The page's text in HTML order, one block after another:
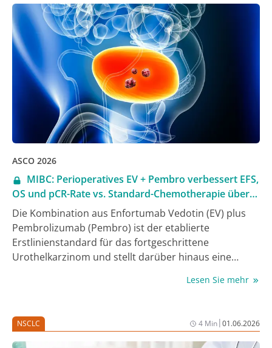
Phase-III-Studie EMERALD-3 zeigen nun, dass STRIDE
auch in Kombination mit einer transarteriellen
Chemoembolisation (TACE) ± dem Tyrosinkinase-
Inhibitor Lenvatinib das Tumorwachstum bei
Embolisations-geeigneten Patient:innen mit uHCC
gegenüber alleiniger TACE verlangsamen kann. Die
potenziell praxisverändernden Daten wurden als Late
Breaking Abstract im Rahmen der Jahrestagung der
American Society of Clinical Oncology (ASCO) 2026
vorgestellt [3].
ASCO 2026
MIBC: Perioperatives EV + Pembro verbessert EFS,
OS und pCR-Rate vs. Standard-Chemotherapie über
relevante Subgruppen hinweg
Die Kombination aus Enfortumab Vedotin (EV) plus
Pembrolizumab (Pembro) ist der etablierte
Erstlinienstandard für das fortgeschrittene
Urothelkarzinom und stellt darüber hinaus eine
Behandlungsstrategie für Patient:innen mit
einer radikalen Zystektomie plus pelviner
Lymphknotendissektion (RC + PLND) unterziehen und
für eine cisplatinhaltige Chemotherapie geeignet sind.
Lesen Sie mehr
NSCLC 4 Min|01.06.2026